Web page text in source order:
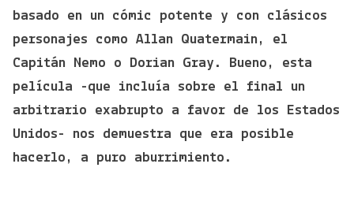
basado en un cómic potente y con clásicos
personajes como Allan Quatermain, el
Capitán Nemo o Dorian Gray. Bueno, esta
película -que incluía sobre el final un
arbitrario exabrupto a favor de los Estados
Unidos- nos demuestra que era posible
hacerlo, a puro aburrimiento.